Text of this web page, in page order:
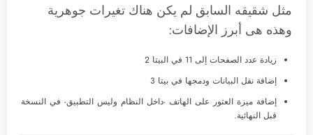
مثل شقيقه السابق لم يكن هناك تغيرات جوهرية
وهذه هى أبرز الإضافات:
زيادة عدد الصفحات إلى 11 في البيتا 2
إضافة نقل البيانات ودمجها في بيتا 3
إضافة ميزة العثور على الهاتف -داخل النظام وليس التطبيق- في النسخة
قبل النهائية.